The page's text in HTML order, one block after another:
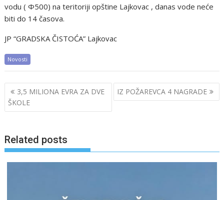
vodu ( Ф500) na teritoriji opštine Lajkovac , danas vode neće
biti do 14 časova.
JP “GRADSKA ČISTOĆA” Lajkovac
Novosti
Post
navigation
3,5 MILIONA EVRA ZA DVE
ŠKOLE
IZ POŽAREVCA 4 NAGRADE
Related posts